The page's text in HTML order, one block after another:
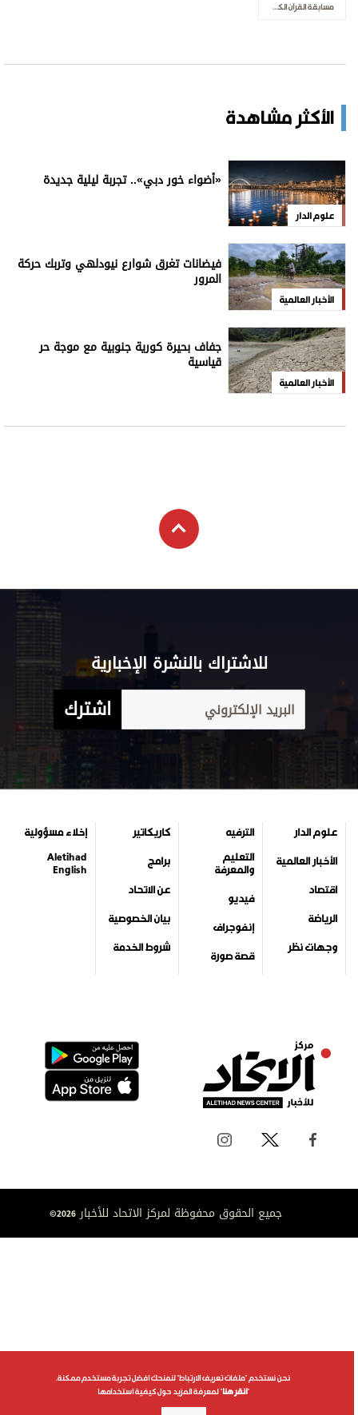
مسابقة القرآن الكريم بنادي الذيد الثقافي الرياضيبدء التصفيات النهائية لمسابقة نادي الذيد للقرآن
الأكثر مشاهدة
علوم الدار
«أضواء خور دبي».. تجربة ليلية جديدة
الأخبار العالمية
فيضانات تغرق شوارع نيودلهي وتربك حركة
المرور
الأخبار العالمية
جفاف بحيرة كورية جنوبية مع موجة حر
قياسية
للاشتراك بالنشرة الإخبارية
اشترك
علوم الدار
الأخبار العالمية
اقتصاد
الرياضة
وجهات نظر
الترفيه
التعليم
والمعرفة
فيديو
إنفوجراف
قصة صورة
كاريكاتير
برامج
عن الاتحاد
بيان الخصوصية
شروط الخدمة
إخلاء مسؤولية
Aletihad
English
جميع الحقوق محفوظة لمركز الاتحاد للأخبار 2026©
نحن نستخدم "ملفات تعريف الارتباط" لنمنحك افضل تجربة مستخدم ممكنة.
انقر هنا" لمعرفة المزيد حول كيفية استخدامها